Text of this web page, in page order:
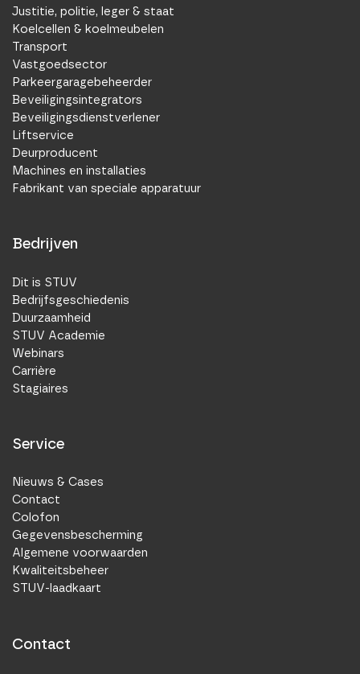
Justitie, politie, leger & staat
Koelcellen & koelmeubelen
Transport
Vastgoedsector
Parkeergaragebeheerder
Beveiligingsintegrators
Beveiligingsdienstverlener
Liftservice
Deurproducent
Machines en installaties
Fabrikant van speciale apparatuur
Bedrijven
Dit is STUV
Bedrijfsgeschiedenis
Duurzaamheid
STUV Academie
Webinars
Carrière
Stagiaires
Service
Nieuws & Cases
Contact
Colofon
Gegevensbescherming
Algemene voorwaarden
Kwaliteitsbeheer
STUV-laadkaart
Contact